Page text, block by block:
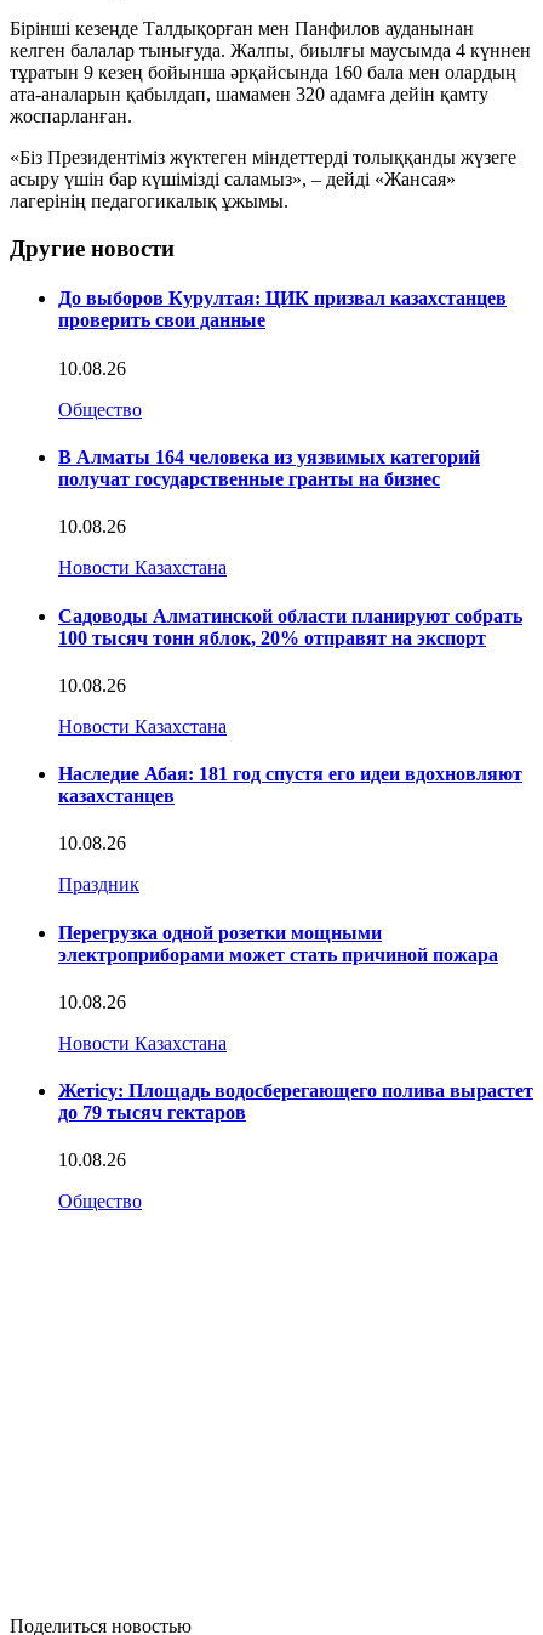
Бірінші кезеңде Талдықорған мен Панфилов ауданынан
келген балалар тынығуда. Жалпы, биылғы маусымда 4 күннен
тұратын 9 кезең бойынша әрқайсында 160 бала мен олардың
ата-аналарын қабылдап, шамамен 320 адамға дейін қамту
жоспарланған.
«Біз Президентіміз жүктеген міндеттерді толыққанды жүзеге
асыру үшін бар күшімізді саламыз», – дейді «Жансая»
лагерінің педагогикалық ұжымы.
Другие новости
До выборов Курултая: ЦИК призвал казахстанцев
проверить свои данные
10.08.26
Общество
В Алматы 164 человека из уязвимых категорий
получат государственные гранты на бизнес
10.08.26
Новости Казахстана
Садоводы Алматинской области планируют собрать
100 тысяч тонн яблок, 20% отправят на экспорт
10.08.26
Новости Казахстана
Наследие Абая: 181 год спустя его идеи вдохновляют
казахстанцев
10.08.26
Праздник
Перегрузка одной розетки мощными
электроприборами может стать причиной пожара
10.08.26
Новости Казахстана
Жетісу: Площадь водосберегающего полива вырастет
до 79 тысяч гектаров
10.08.26
Общество
Поделиться новостью